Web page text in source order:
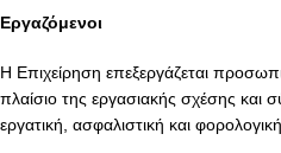
Εργαζόμενοι
Η Επιχείρηση επεξεργάζεται
πλαίσιο της εργασιακής σχέσης και
εργατική, ασφαλιστική και